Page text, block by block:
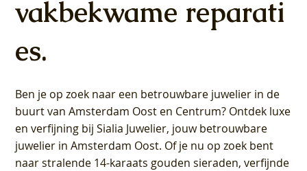
vakbekwame reparati
es.
Ben je op zoek naar een betrouwbare juwelier in de
buurt van Amsterdam Oost en Centrum? Ontdek luxe
en verfijning bij Sialia Juwelier, jouw betrouwbare
juwelier in Amsterdam Oost. Of je nu op zoek bent
naar stralende 14-karaats gouden sieraden, verfijnde